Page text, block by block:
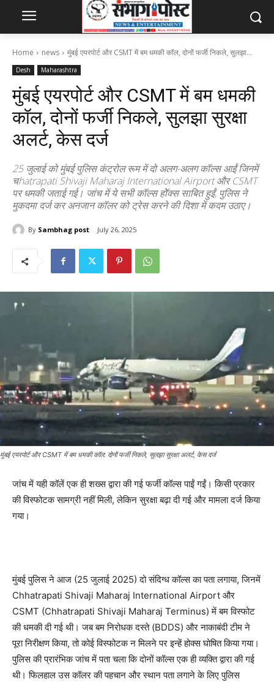
Home news मुंबई एयरपोर्ट और CSMT में बम धमकी कॉल, दोनों फर्जी निकले, सुलझा...
Desh Maharashtra
मुंबई एयरपोर्ट और CSMT में बम धमकी
कॉल, दोनों फर्जी निकले, सुलझा सुरक्षा
अलर्ट, केस दर्ज
25 जुलाई को मुंबई पुलिस कंट्रोल रूम में दो अलग-अलग कॉल्स आईं जिनमें
चhatrapati Shivaji Maharaj International Airport और CSMT
पर धमकी जताई गई। जांच में ये सभी कॉल्स होॅक्स साबित हुईं, पुलिस ने
मुकदमा दर्ज कर अनजान कॉलर को ट्रेस करने की दिशा में कदम उठाए।
By Sambhag post July 26, 2025
मुंबई एयरपोर्ट और CSMT में बम धमकी कॉल: दोनों फर्जी निकले, सुलझा सुरक्षा अलर्ट, केस दर्ज
जांच में यही कॉलें एक ही शख्स द्वारा की गई फर्जी कॉल्स पाईं गईं। किसी प्रकार
की विस्फोटक सामग्री नहीं मिली, लेकिन सुरक्षा बढ़ा दी गई और मामला दर्ज किया
गया।
मुंबई पुलिस ने आज (25 जुलाई 2025) दो संदिग्ध कॉल्स का पता लगाया, जिनमें
Chhatrapati Shivaji Maharaj International Airport और
CSMT (Chhatrapati Shivaji Maharaj Terminus) में बम विस्फोट
की धमकी दी गई थी। जब बम निरोधक दस्ते (BDDS) और नाकाबंदी टीम ने
पूरा निरीक्षण किया, तो कोई विस्फोटक न मिलने पर इन्हें होक्स घोषित किया गया।
पुलिस की प्रारंभिक जांच में पता चला कि दोनों कॉल्स एक ही व्यक्ति द्वारा की गई
थी। फिलहाल उस कॉलर की पहचान और स्थान पता लगाने के लिए पुलिस